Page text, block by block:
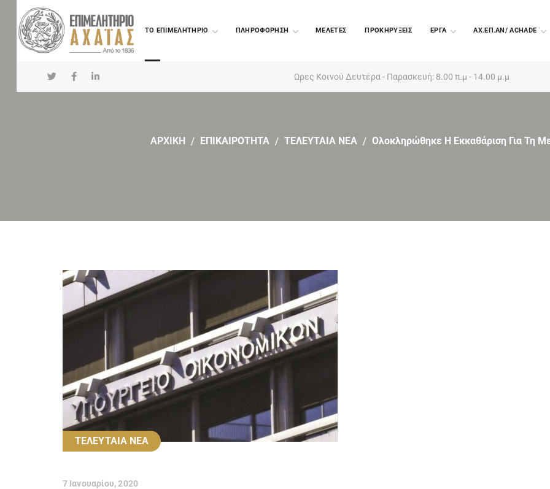
TO ΕΠΙΜΕΛΗΤΗΡΙΟ ΠΛΗΡΟΦΟΡΗΣΗ ΜΕΛΕΤΕΣ ΠΡΟΚΗΡΥΞΕΙΣ EΡΓΑ ΑΧ.ΕΠ.ΑΝ/ ACHADE
Ωρες Κοινού Δευτέρα - Παρασκευή: 8.00 π.μ - 14.00 μ.μ
ΑΡΧΙΚΗ ΕΠΙΚΑΙΡΟΤΗΤΑ ΤΕΛΕΥΤΑΙΑ ΝΕΑ Ολοκληρώθηκε Η Εκκαθάριση Για Τη
ΤΕΛΕΥΤΑΙΑ ΝΕΑ
7 Ιανουαρίου, 2020